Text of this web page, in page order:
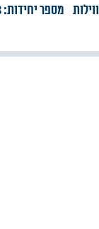
ווילות מספר יחידות: 8